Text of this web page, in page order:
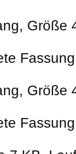
Größe
Größe